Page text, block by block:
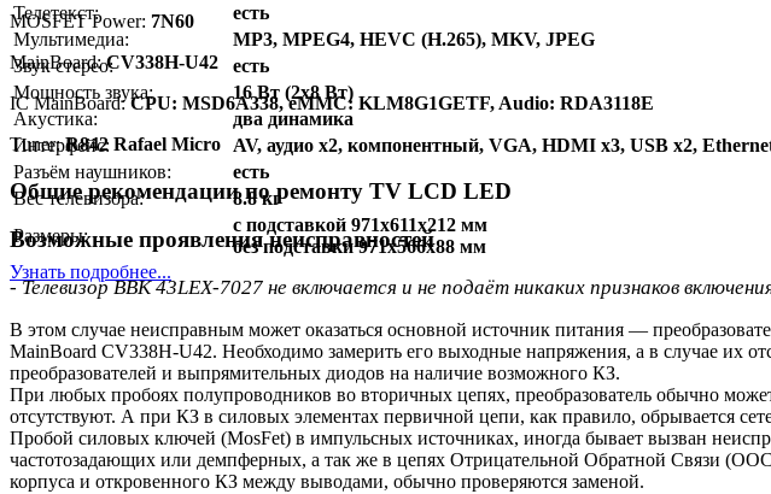
Телетекст:
есть
Мультимедиа:
MP3, MPEG4, HEVC (H.265), MKV, JPEG
Звук стерео:
есть
Мощность звука:
16 Вт (2х8 Вт)
Акустика:
два динамика
Интерфейс:
AV, аудио x2, компонентный, VGA, HDMI x3, USB x2,
Разъём наушников:
есть
Вес телевизора:
8.8 кг
Размеры:
с подставкой 971x611x212 мм
без подставки 971x566x88 мм
Узнать подробнее...
MOSFET Power: 7N60
MainBoard:CV338H-U42
IC MainBoard:CPU: MSD6A338, eMMC: KLM8G1GETF, Audio: RDA3118E
Тuner:R842 Rafael Micro
Общие рекомендации по ремонту TV LCD LED
Возможные проявления неисправностей
- Телевизор BBK 43LEX-7027 не включается и не подаёт никаких признаков
В этом случае неисправным может оказаться основной источник питания —
MainBoard CV338H-U42. Необходимо замерить его выходные напряжения, а в случае их
преобразователей и выпрямительных диодов на наличие возможного КЗ.
При любых пробоях полупроводников во вторичных цепях, преобразователь обычно
отсутствуют. А при КЗ в силовых элементах первичной цепи, как правило, обрывается
Пробой силовых ключей (MosFet) в импульсных источниках, иногда бывает вызван
частотозадающих или демпферных, а так же в цепях Отрицательной Обратной Связи
корпуса и откровенного КЗ между выводами, обычно проверяются заменой.